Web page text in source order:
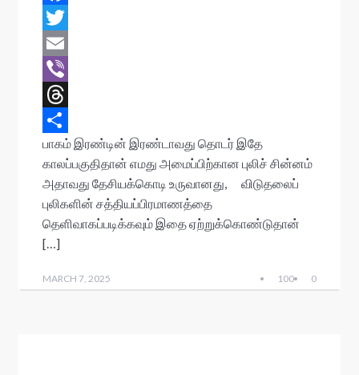
h
a
t
s
A
p
p
F
a
c
e
b
o
o
T
w
t
e
E
m
a
i
l
V
b
e
T
h
r
a
d
s
S
h
r
e
பாகம் இரண்டின் இரண்டாவது தொடர் இதே
காலப்பகுதிதான் எமது அமைப்பிற்கான புலிச் சின்னம்
அதாவது தேசியக்கொடி உருவானது, விடுதலைப்
புலிகளின் சத்தியப்பிரமாணத்தை
தெளிவாகப்படிக்கவும் இதை ஏற்றுக்கொண்டுதான்
[…]
MARCH 7, 2025 100 0